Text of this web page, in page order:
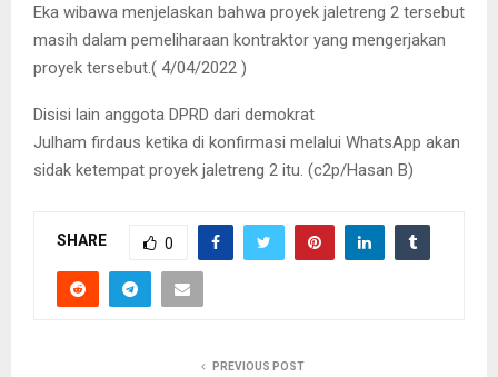
Eka wibawa menjelaskan bahwa proyek jaletreng 2 tersebut
masih dalam pemeliharaan kontraktor yang mengerjakan
proyek tersebut.( 4/04/2022 )
Disisi lain anggota DPRD dari demokrat
Julham firdaus ketika di konfirmasi melalui WhatsApp akan
sidak ketempat proyek jaletreng 2 itu. (c2p/Hasan B)
SHARE 0
PREVIOUS POST